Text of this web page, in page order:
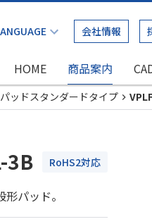
会社情報
HOME 商品案内
ッドスタンダードタイプ
3B RoHS2対応
パッド。